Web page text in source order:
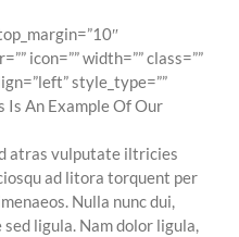
icon=”” width=”” class=””
style_type=””
Is An Example Of Our
atras vulputate iltricies
ad litora torquent per
Nulla nunc dui,
ligula. Nam dolor ligula,